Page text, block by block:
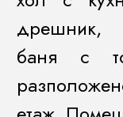
дрешник,
баня с